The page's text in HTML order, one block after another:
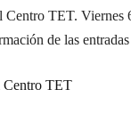
Centro TET. Viernes
de las entradas
Centro TET